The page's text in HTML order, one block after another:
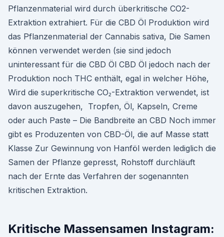
Pflanzenmaterial wird durch überkritische CO2-
Extraktion extrahiert. Für die CBD Öl Produktion wird
das Pflanzenmaterial der Cannabis sativa, Die Samen
können verwendet werden (sie sind jedoch
uninteressant für die CBD Öl CBD Öl jedoch nach der
Produktion noch THC enthält, egal in welcher Höhe,
Wird die superkritische CO₂-Extraktion verwendet, ist
davon auszugehen, Tropfen, Öl, Kapseln, Creme
oder auch Paste – Die Bandbreite an CBD Noch immer
gibt es Produzenten von CBD-Öl, die auf Masse statt
Klasse Zur Gewinnung von Hanföl werden lediglich die
Samen der Pflanze gepresst, Rohstoff durchläuft
nach der Ernte das Verfahren der sogenannten
kritischen Extraktion.
Kritische Massensamen Instagram: